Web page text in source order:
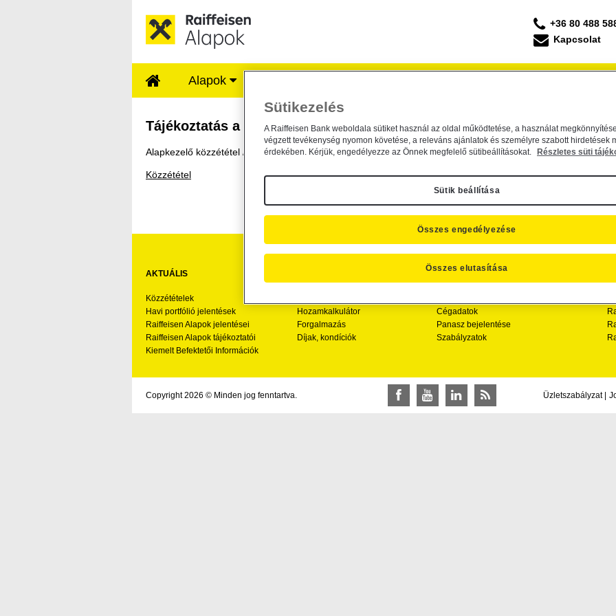
+36 80 488
Kapcsolat
Alapok
Tájékoztatás a Raiffeisen Befektetési Alapkezelő Zrt.
Tájékoztatás a Raiffeisen Befektetési Alapkezelő Zrt. tulajdonosi
Alapkezelő közzététel / 2024. január 11.
Közzététel
AKTUÁLIS
Közzétételek
Havi portfólió jelentések
Raiffeisen Alapok jelentései
Raiffeisen Alapok tájékoztatói
Kiemelt Befektetői Információk
Hozamkalkulátor
Forgalmazás
Díjak, kondíciók
CÉGINFORMÁCIÓK, KAPCSOLAT
Cégadatok
Panasz bejelentése
Szabályzatok
Copyright 2026 © Minden jog fenntartva. FacebookYouTubeLinkedInRSS Üzletszabályzat |
Sütikezelés
A Raiffeisen Bank weboldala sütiket használ az oldal működtetése, a használat
végzett tevékenység nyomon követése, a releváns ajánlatok és személyre szabott hirdetések
érdekében. Kérjük, engedélyezze az Önnek megfelelő sütibeállításokat.
Részletes süti
Sütik beállítása
Összes elutasítása
Összes engedélyezése